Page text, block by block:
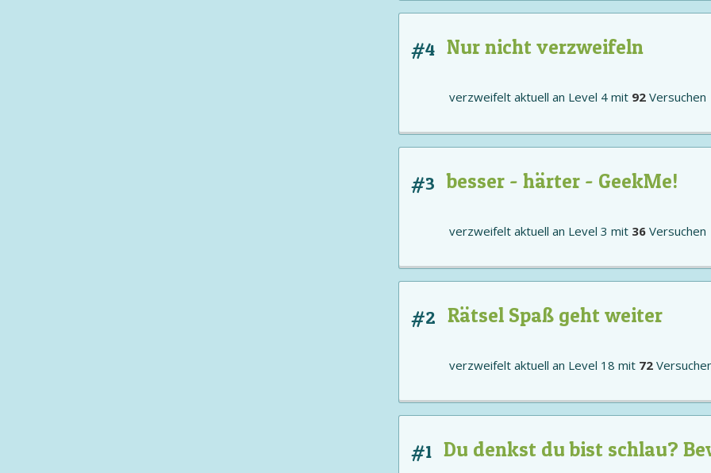
#4 Nur nicht verzweifeln
verzweifelt aktuell an Level 4mit 92Versuchen
#3 besser - härter - GeekMe!
verzweifelt aktuell an Level 3 mit 36Versuchen
#2 Rätsel Spaß geht weiter
verzweifelt aktuell an Level 18 mit 72
#1 Du denkst du bist schlau?